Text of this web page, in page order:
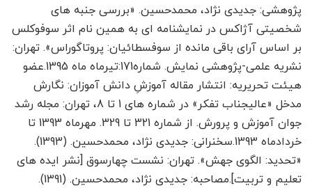
پژوهشی: جدیدی نژاد، محمدحسین. «بررسی جنبه های
شخصیتی آژاکس در نمایشنامه ای به همین نام اثر سوفوکلس
بر اساس آرای باقی مانده از سوفسطائیان: پروتاگوراس». تهران:
نشریه علمی-پژوهشی نمایش. شماره171:تیرماه ماه 1395.عضو
هیئت تحریریه: انتشار مقاله آموزشِ دانش آموزان: نگارش
مدخل «عالیجناب تفکر» در شماره های 1 تا 8، تهران: مجله رشد
جوان آموزش و پرورش. از شماره 321 تا 329. مهرماه 1393 تا
خردادماه 1393.سخنرانی: جدیدی نژاد، محمدحسین. (1393).
«تحدید: الگوی جهش». تهران: نشست چهارسوق [نشر ایده های
تعلیم و تربیت].مصاحبه: جدیدی نژاد، محمدحسین. (1391).